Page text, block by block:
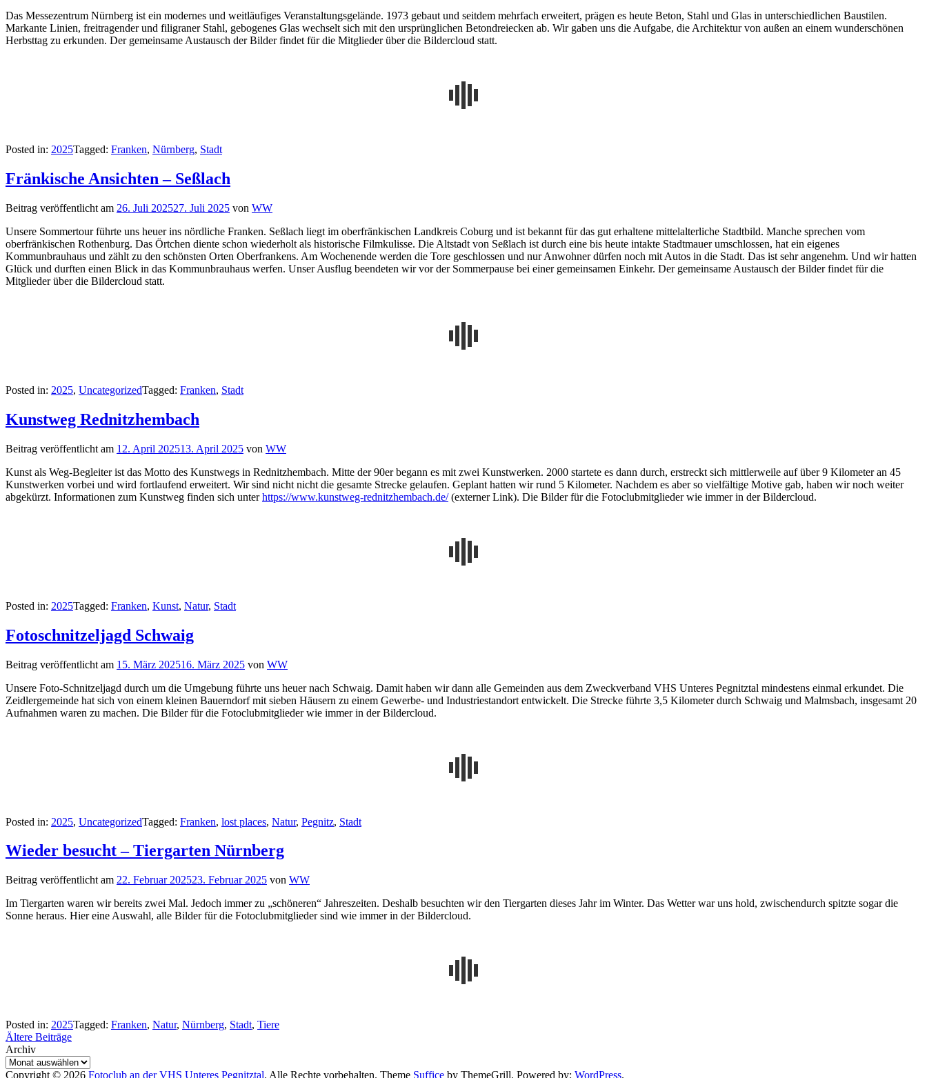
Das Messezentrum Nürnberg ist ein modernes und weitläufiges Veranstaltungsgelände. 1973 gebaut und seitdem mehrfach erweitert, prägen es heute Beton, Stahl und Glas in unterschiedlichen Baustilen.
Markante Linien, freitragender und filigraner Stahl, gebogenes Glas wechselt sich mit den ursprünglichen Betondreiecken ab. Wir gaben uns die Aufgabe, die Architektur von außen an einem wunderschönen
Herbsttag zu erkunden. Der gemeinsame Austausch der Bilder findet für die Mitglieder über die Bildercloud statt.
Posted in: 2025Tagged: Franken, Nürnberg, Stadt
Fränkische Ansichten – Seßlach
Beitrag veröffentlicht am 26. Juli 202527. Juli 2025 von WW
Unsere Sommertour führte uns heuer ins nördliche Franken. Seßlach liegt im oberfränkischen Landkreis Coburg und ist bekannt für das gut erhaltene mittelalterliche Stadtbild. Manche sprechen vom
oberfränkischen Rothenburg. Das Örtchen diente schon wiederholt als historische Filmkulisse. Die Altstadt von Seßlach ist durch eine bis heute intakte Stadtmauer umschlossen, hat ein eigenes
Kommunbrauhaus und zählt zu den schönsten Orten Oberfrankens. Am Wochenende werden die Tore geschlossen und nur Anwohner dürfen noch mit Autos in die Stadt. Das ist sehr angenehm. Und wir hatten
Glück und durften einen Blick in das Kommunbrauhaus werfen. Unser Ausflug beendeten wir vor der Sommerpause bei einer gemeinsamen Einkehr. Der gemeinsame Austausch der Bilder findet für die
Mitglieder über die Bildercloud statt.
Posted in: 2025, UncategorizedTagged: Franken, Stadt
Kunstweg Rednitzhembach
Beitrag veröffentlicht am 12. April 202513. April 2025 von WW
Kunst als Weg-Begleiter ist das Motto des Kunstwegs in Rednitzhembach. Mitte der 90er begann es mit zwei Kunstwerken. 2000 startete es dann durch, erstreckt sich mittlerweile auf über 9 Kilometer an 45
Kunstwerken vorbei und wird fortlaufend erweitert. Wir sind nicht nicht die gesamte Strecke gelaufen. Geplant hatten wir rund 5 Kilometer. Nachdem es aber so vielfältige Motive gab, haben wir noch weiter
abgekürzt. Informationen zum Kunstweg finden sich unterhttps://www.kunstweg-rednitzhembach.de/(externer Link). Die Bilder für die Fotoclubmitglieder wie immer in der Bildercloud.
Posted in: 2025Tagged: Franken, Kunst, Natur, Stadt
Fotoschnitzeljagd Schwaig
Beitrag veröffentlicht am 15. März 202516. März 2025 von WW
Unsere Foto-Schnitzeljagd durch um die Umgebung führte uns heuer nach Schwaig. Damit haben wir dann alle Gemeinden aus dem Zweckverband VHS Unteres Pegnitztal mindestens einmal erkundet. Die
Zeidlergemeinde hat sich von einem kleinen Bauerndorf mit sieben Häusern zu einem Gewerbe- und Industriestandort entwickelt. Die Strecke führte 3,5 Kilometer durch Schwaig und Malmsbach, insgesamt 20
Aufnahmen waren zu machen. Die Bilder für die Fotoclubmitglieder wie immer in der Bildercloud.
Posted in: 2025, UncategorizedTagged: Franken, lost places, Natur, Pegnitz, Stadt
Wieder besucht – Tiergarten Nürnberg
Beitrag veröffentlicht am 22. Februar 202523. Februar 2025 von WW
Im Tiergarten waren wir bereits zwei Mal. Jedoch immer zu „schöneren“ Jahreszeiten. Deshalb besuchten wir den Tiergarten dieses Jahr im Winter. Das Wetter war uns hold, zwischendurch spitzte sogar die
Sonne heraus. Hier eine Auswahl, alle Bilder für die Fotoclubmitglieder sind wie immer in der Bildercloud.
Posted in: 2025Tagged: Franken, Natur, Nürnberg, Stadt, Tiere
Beitragsnavigation
Ältere Beiträge
Archiv
Copyright © 2026 Fotoclub an der VHS Unteres Pegnitztal. Alle Rechte vorbehalten. Theme Suffice by ThemeGrill. Powered by: WordPress.